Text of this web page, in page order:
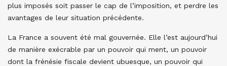
plus imposés soit passer le cap de l’imposition, et perdre les
avantages de leur situation précédente.
La France a souvent été mal gouvernée. Elle l’est aujourd’hui
de manière exécrable par un pouvoir qui ment, un pouvoir
dont la frénésie fiscale devient ubuesque, un pouvoir qui